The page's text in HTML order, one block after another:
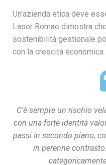
Un’azienda etica deve
Laser Romae dimostra
sostenibilità gestionale
con la crescita economica.
C'è sempre un rischio
con una forte identità
passi in secondo piano,
in perenne